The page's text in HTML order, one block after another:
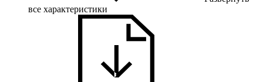
все характеристики